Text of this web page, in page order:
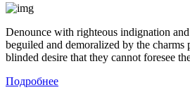
Denounce with righteous indignation
beguiled and demoralized by the charms
blinded desire that they cannot foresee
Подробнее